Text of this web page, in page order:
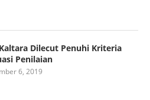
Dilecut Penuhi Kriteria
Penilaian
6, 2019